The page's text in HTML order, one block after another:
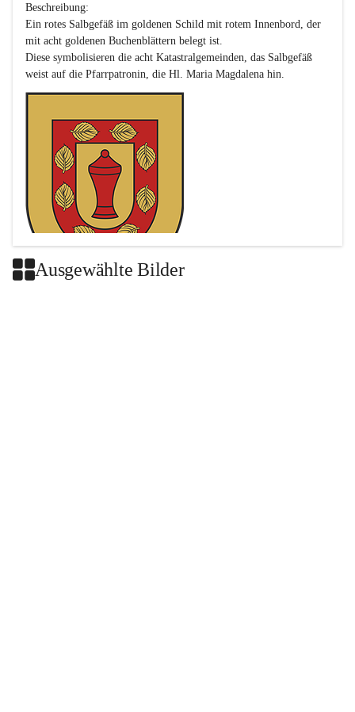
Beschreibung:
Ein rotes Salbgefäß im goldenen Schild mit rotem Innenbord, der
mit acht goldenen Buchenblättern belegt ist.
Diese symbolisieren die acht Katastralgemeinden, das Salbgefäß
Ausgewählte Bilder